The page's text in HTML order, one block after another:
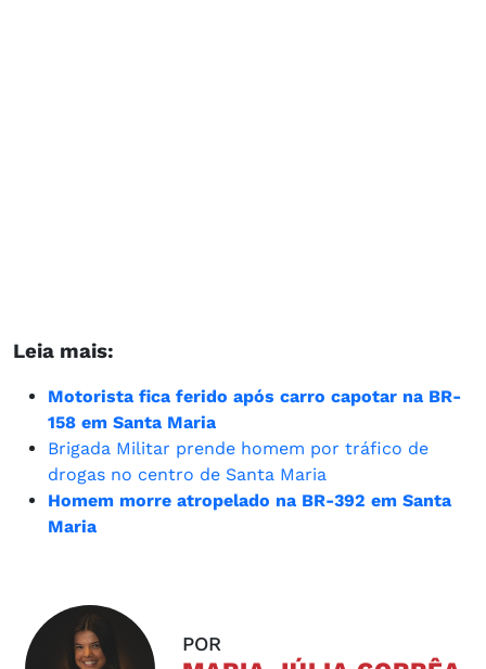
Leia mais:
Motorista fica ferido após carro capotar na BR-
158 em Santa Maria
Brigada Militar prende homem por tráfico de
drogas no centro de Santa Maria
Homem morre atropelado na BR-392 em Santa
Maria
POR